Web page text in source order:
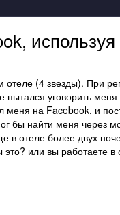
(4 звезды). При
уговорить
меня на Facebook, и
бы найти меня через
отеле более двух
или вы работаете